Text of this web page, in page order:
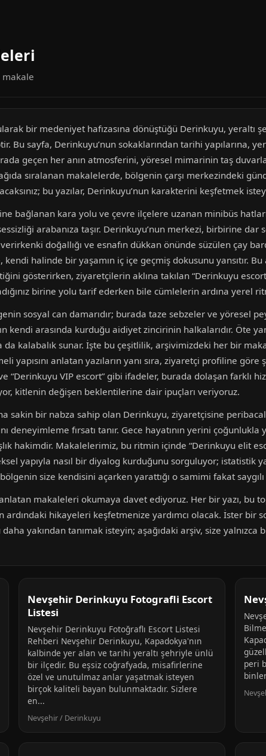
makale
bir medeniyet hafızasına dönüştüğü Derinkuyu, yeraltı
Bu sayfa, Derinkuyu’nun sokaklarından tarihi yapılarına,
geçen her anın atmosferini, yöresel mimarinin taş
sıralanan makalelerde, bölgenin çarşı merkezindeki
bu yazılar, Derinkuyu’nun karakterini keşfetmek
bağlanan kara yolu ve çevre ilçelere uzanan minibüs
arabanıza taşır. Derinkuyu’nun merkezi, birbirine dar
doğallığı ve esnafın dükkan önünde süzülen çay
halinde bir yaşamın iç içe geçmiş dokusunu yansıtır. Bu
gösterirken, ziyaretçilerin aklına takılan “Derinkuyu
birine yolu tarif ederken bile cümlelerin ardına yerel
sosyal can damarıdır; burada taze sebzeler ve yöresel
kendi arasında kurduğu aidiyet zincirinin halkalarıdır. Öte
kalabalık sunar. İşte bu çeşitlilik, arşivimizdeki her bir
yapısını anlatan yazıların yanı sıra, ziyaretçi profiline
“Derinkuyu VIP escort” gibi ifadeler, burada dolaşan farklı
kitlenin değişen beklentilerine dair ipuçları veriyoruz.
sakin bir nabza sahip olan Derinkuyu, ziyaretçisine
deneyimleme fırsatı tanır. Gece hayatının yerini çoğunlukla
hakimdir. Makalelerimiz, bu ritmin içinde “Derinkuyu elit
yapıyla nasıl bir diyalog kurduğunu sorguluyor; istatistik
size kendisini açarken yarattığı o samimi fakat
makaleleri okumaya davet ediyoruz. Her bir yazı, bu
hikayeleri keşfetmenize yardımcı olacak. İster bir
yakından tanımak isteyin; aşağıdaki arşiv, size yalnızca
Nevşehir Derinkuyu Fotografli Escort
Listesi
Nevşehir Derinkuyu Fotoğraflı Escort Listesi
Rehberi Nevşehir Derinkuyu, Kapadokya'nın
kalbinde yer alan ve tarihi yeraltı şehriyle ünlü
bir ilçedir. Bu eşsiz coğrafyada, misafirlerine
özel ve unutulmaz anlar yaşatmak isteyen
birçok kaliteli bayan bulunmaktadır. Sizlere
en...
Nevşehir / Derinkuyu
peri